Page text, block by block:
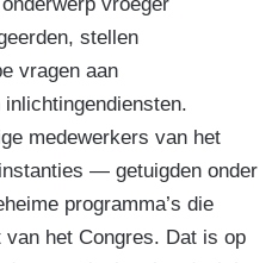
stellen
vragen aan
medewerkers van het
— getuigden onder
programma’s die
het Congres. Dat is op